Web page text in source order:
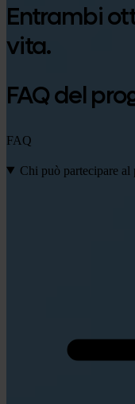
Entrambi
vita.
FAQ del
FAQ
Chi può partecipare